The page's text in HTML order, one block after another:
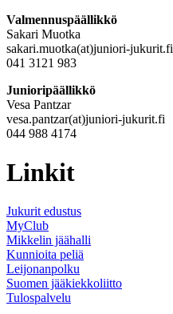
Valmennuspäällikkö
Sakari Muotka
sakari.muotka(at)juniori-jukurit.fi
041 3121 983
Junioripäällikkö
Vesa Pantzar
vesa.pantzar(at)juniori-jukurit.fi
044 988 4174
Linkit
Jukurit edustus
MyClub
Mikkelin jäähalli
Kunnioita peliä
Leijonanpolku
Suomen jääkiekkoliitto
Tulospalvelu